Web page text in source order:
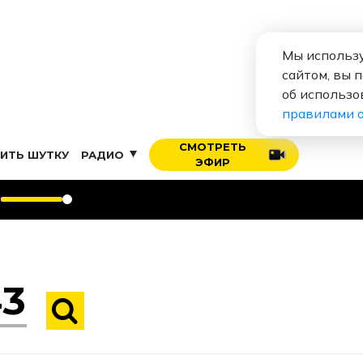
ШУТКУ РАДИО
СМОТРЕТЬ
ЭФИР
Мы
сайтом, вы
об
правилами